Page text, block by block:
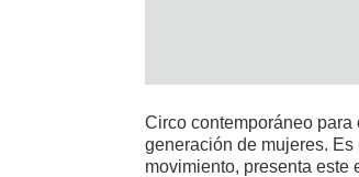
Circo contemporáneo para
generación de mujeres. Es
movimiento, presenta este